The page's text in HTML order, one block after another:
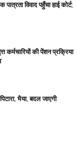
विवाद पहुँचा हाई कोर्ट;
कर्मचारियों की पेंशन प्रक्रिया
भैया, बदल जाएगी